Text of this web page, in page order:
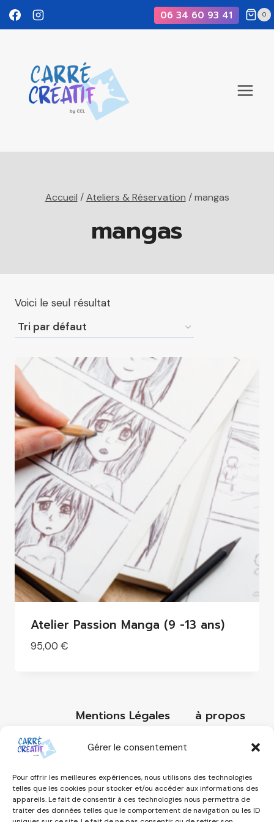
Gérer le consentement
Pour offrir les meilleures expériences, nous utilisons des technologies
telles que les cookies pour stocker et/ou accéder aux informations des
appareils. Le fait de consentir à ces technologies nous permettra de
traiter des données telles que le comportement de navigation ou les ID
Aller
au
06 34 60 93 41 0
Accueil / Ateliers & Réservation / mangas
mangas
Voici le seul résultat
Atelier Passion Manga (9 -13 ans)
95,00 €
Mentions Légales
à propos
Réservation
Contact
Politique de cookies (UE)